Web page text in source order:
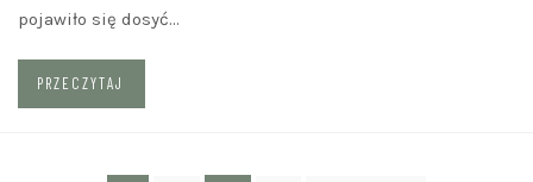
pojawiło się dosyć…
PRZECZYTAJ